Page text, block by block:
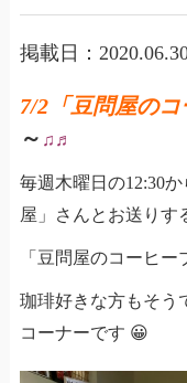
掲載日：
7/2「豆問屋のコ
～ ♫♬
毎週木曜日の12:30
屋」さんとお送りす
「豆問屋のコーヒ
珈琲好きな方もそう
コーナーです 😀